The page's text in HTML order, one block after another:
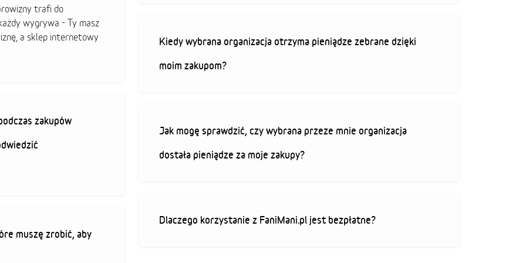
trafi do
wygrywa - Ty masz
a sklep internetowy
zakupów
muszę zrobić, aby
Kiedy wybrana organizacja otrzyma pieniądze zebrane dzięki
moim zakupom?
Jak mogę sprawdzić, czy wybrana przeze mnie organizacja
dostała pieniądze za moje zakupy?
Dlaczego korzystanie z FaniMani.pl jest bezpłatne?